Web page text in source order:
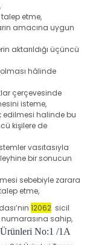
etme,
amacına uygun
aktarıldığı üçüncü
olması hâlinde
çerçevesinde
isteme,
edilmesi halinde bu
kişilere de
vasıtasıyla
bir sonucun
sebebiyle zarara
etme,
12062 sicil
numarasına sahip,
No:1 /1A